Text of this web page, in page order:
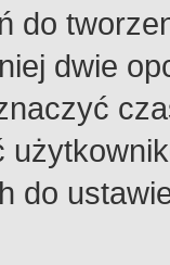
do
dwie
do